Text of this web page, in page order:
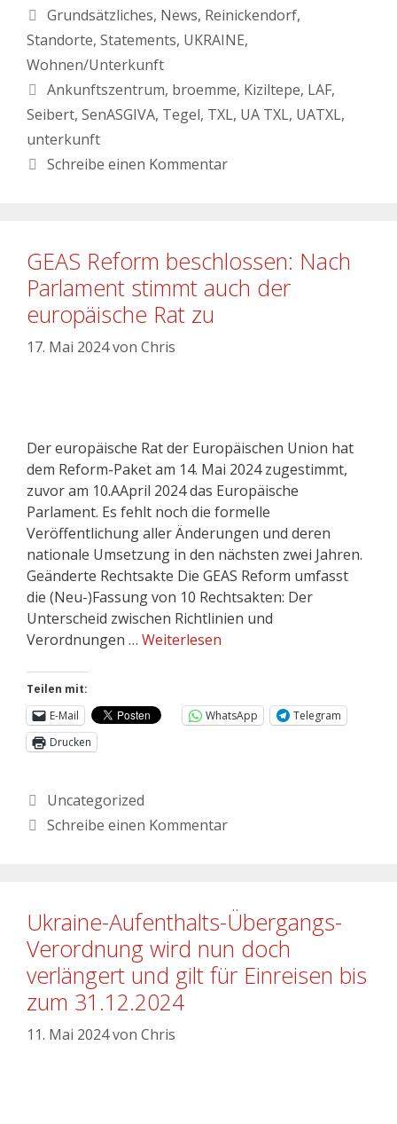
Grundsätzliches, News, Reinickendorf,
Standorte, Statements, UKRAINE,
Wohnen/Unterkunft
Ankunftszentrum, broemme, Kiziltepe, LAF,
Seibert, SenASGIVA, Tegel, TXL, UA TXL, UATXL,
unterkunft
Schreibe einen Kommentar
GEAS Reform beschlossen: Nach
Parlament stimmt auch der
europäische Rat zu
17. Mai 2024von Chris
Der europäische Rat der Europäischen Union hat
dem Reform-Paket am 14. Mai 2024 zugestimmt,
zuvor am 10.AApril 2024 das Europäische
Parlament. Es fehlt noch die formelle
Veröffentlichung aller Änderungen und deren
nationale Umsetzung in den nächsten zwei Jahren.
Geänderte Rechtsakte Die GEAS Reform umfasst
die (Neu-)Fassung von 10 Rechtsakten: Der
Unterscheid zwischen Richtlinien und
Verordnungen … Weiterlesen
Teilen mit:
E-Mail
WhatsApp
Telegram
Drucken
Uncategorized
Schreibe einen Kommentar
Ukraine-Aufenthalts-Übergangs-
Verordnung wird nun doch
verlängert und gilt für Einreisen bis
zum 31.12.2024
11. Mai 2024von Chris